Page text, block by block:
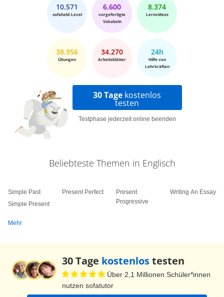
10.571
sofaheld-Level
6.600
vorgefertigte
Vokabeln
8.374
Lernvideos
38.956
Übungen
34.270
Arbeitsblätter
24h
Hilfe von
Lehrkräften
30 Tage kostenlos
testen
Testphase jederzeit online beenden
Beliebteste Themen in Englisch
Simple Past
Simple Present
Present Perfect
Present
Progressive
Writing An Essay
Mehr
30 Tage kostenlostesten
Über 2,1 Millionen Schüler*innen
nutzen sofatutor